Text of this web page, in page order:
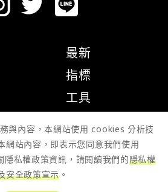
最新
指標
工具
與內容，本網站使用 cookies 分析技
網站內容，即表示您同意我們使用
私權政策資訊，請閱讀我們的隱私權
安全政策宣示 。